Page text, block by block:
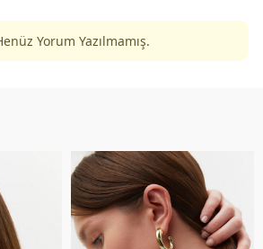
Yorum Yazılmamış.